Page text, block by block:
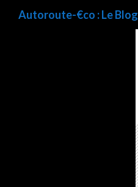
Autoroute-€co : Le Blog